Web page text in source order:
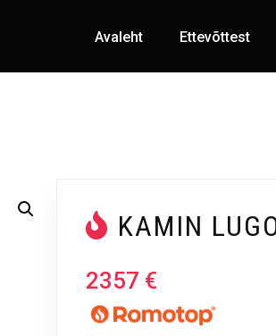
Avaleht Ettevõttest
KAMIN
2357 €